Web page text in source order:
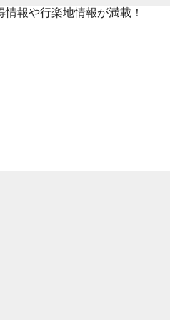
報や行楽地情報が満載！